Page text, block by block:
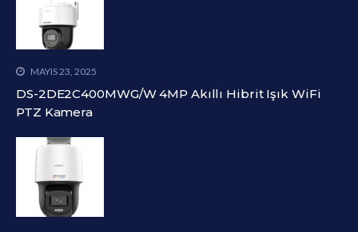
MAYIS 23, 2025
DS-2DE2C400MWG/W 4MP Akıllı Hibrit Işık WiFi
PTZ Kamera